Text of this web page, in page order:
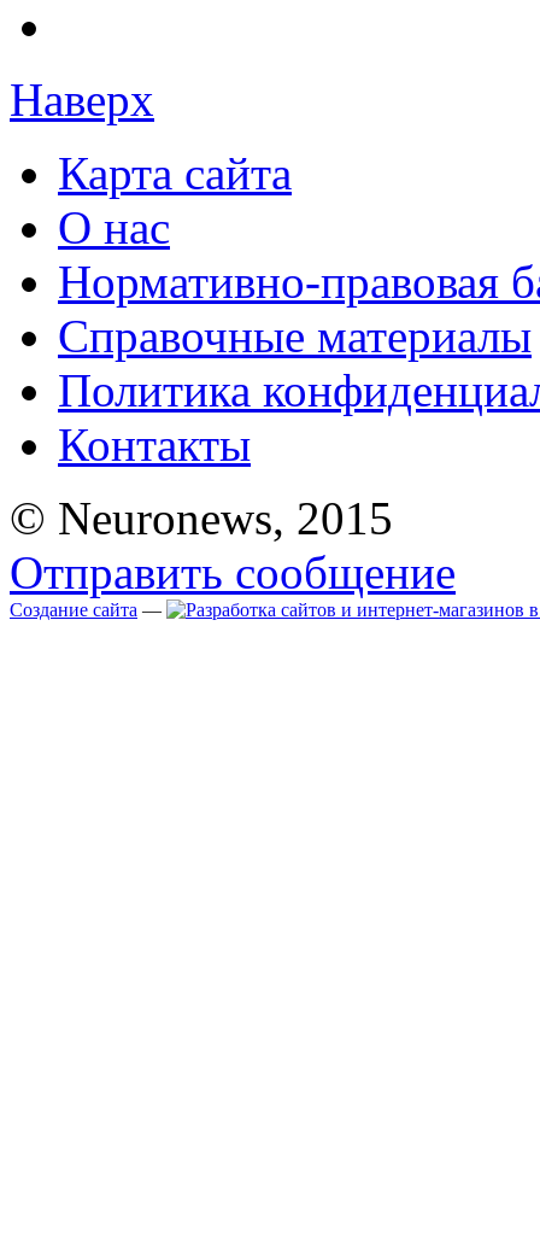
Наверх
Карта сайта
О нас
Нормативно-правовая
Справочные материалы
Политика
Контакты
© Neuronews, 2015
Отправить сообщение
Создание сайта —